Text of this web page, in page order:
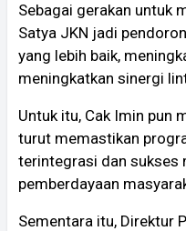
Sebagai gerakan untuk
Satya JKN jadi
yang lebih baik,
meningkatkan sinergi
Untuk itu, Cak Imin pun
turut memastikan
terintegrasi dan sukses
pemberdayaan
Sementara itu, Direktur